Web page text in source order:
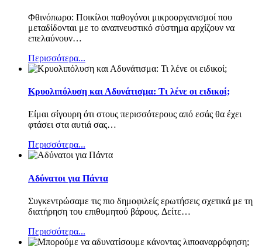
Φθινόπωρο: Ποικίλοι παθογόνοι μικροοργανισμοί που
μεταδίδονται με το αναπνευστικό σύστημα αρχίζουν να
επελαύνουν…
Περισσότερα...
Κρυολιπόλυση και Αδυνάτισμα: Τι λένε οι ειδικοί;
Είμαι σίγουρη ότι στους περισσότερους από εσάς θα έχει
φτάσει στα αυτιά σας…
Περισσότερα...
Αδύνατοι για Πάντα
Συγκεντρώσαμε τις πιο δημοφιλείς ερωτήσεις σχετικά με τη
διατήρηση του επιθυμητού βάρους. Δείτε…
Περισσότερα...